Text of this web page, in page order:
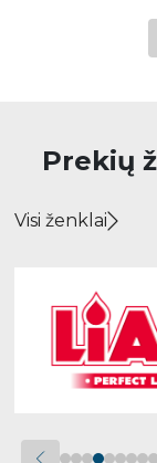
Prekių
Visi ženklai